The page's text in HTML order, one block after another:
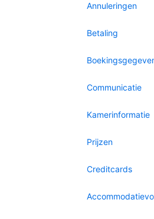
Annuleringen
Betaling
Communicatie
Kamerinformatie
Prijzen
Creditcards